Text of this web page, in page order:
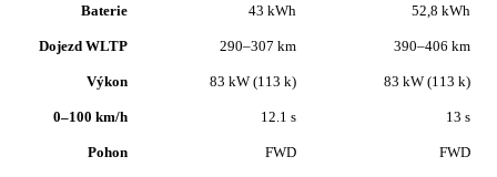
Baterie 43 kWh 52,8 kWh
Dojezd WLTP 290–307 km 390–406 km
Výkon 83 kW (113 k) 83 kW (113 k)
0–100 km/h 12.1 s 13 s
Pohon FWD FWD